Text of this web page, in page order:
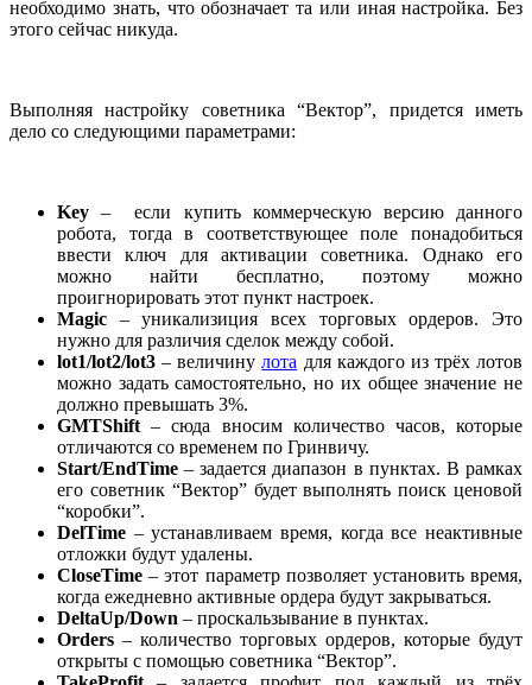
необходимо знать, что обозначает та или иная настройка. Без
этого сейчас никуда.
Выполняя настройку советника “Вектор”, придется иметь
дело со следующими параметрами:
Key – если купить коммерческую версию данного
робота, тогда в соответствующее поле понадобиться
ввести ключ для активации советника. Однако его
можно найти бесплатно, поэтому можно
проигнорировать этот пункт настроек.
Magic – уникализиция всех торговых ордеров. Это
нужно для различия сделок между собой.
lot1/lot2/lot3 – величинулота для каждого из трёх лотов
можно задать самостоятельно, но их общее значение не
должно превышать 3%.
GMTShift – сюда вносим количество часов, которые
отличаются со временем по Гринвичу.
Start/EndTime – задается диапазон в пунктах. В рамках
его советник “Вектор” будет выполнять поиск ценовой
“коробки”.
DelTime – устанавливаем время, когда все неактивные
отложки будут удалены.
CloseTime – этот параметр позволяет установить время,
когда ежедневно активные ордера будут закрываться.
DeltaUp/Down – проскальзывание в пунктах.
Orders – количество торговых ордеров, которые будут
открыты с помощью советника “Вектор”.